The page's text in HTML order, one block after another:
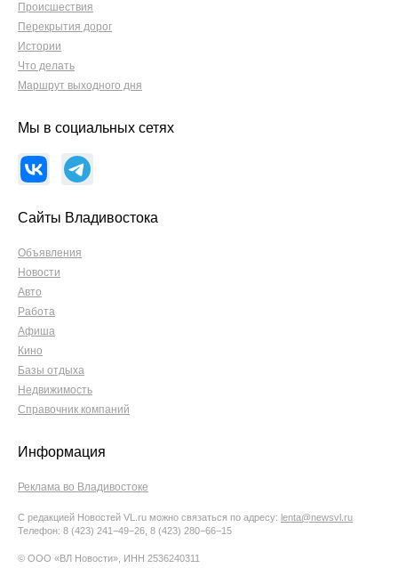
Происшествия
Перекрытия дорог
Истории
Что делать
Маршрут выходного дня
Мы в социальных сетях
Сайты Владивостока
Объявления
Новости
Авто
Работа
Афиша
Кино
Базы отдыха
Недвижимость
Справочник компаний
Информация
Реклама во Владивостоке
С редакцией Новостей VL.ru можно связаться по адресу: lenta@newsvl.ru
Телефон: 8 (423) 241−49−26, 8 (423) 280−66−15
© ООО «ВЛ Новости», ИНН 2536240311